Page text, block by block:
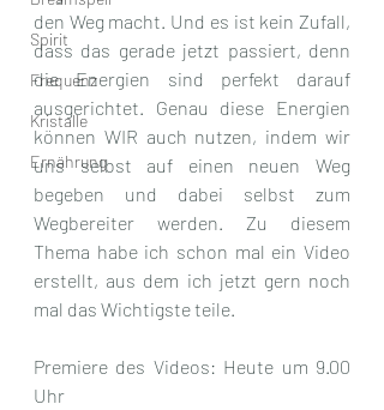
Spirit
Frequenz
Kristalle
Ernährung
den Weg macht. Und es ist kein Zufall,
dass das gerade jetzt passiert, denn
die Energien sind perfekt darauf
ausgerichtet. Genau diese Energien
können WIR auch nutzen, indem wir
uns selbst auf einen neuen Weg
begeben und dabei selbst zum
Wegbereiter werden. Zu diesem
Thema habe ich schon mal ein Video
erstellt, aus dem ich jetzt gern noch
mal das Wichtigste teile.
Premiere des Videos: Heute um 9.00
Uhr